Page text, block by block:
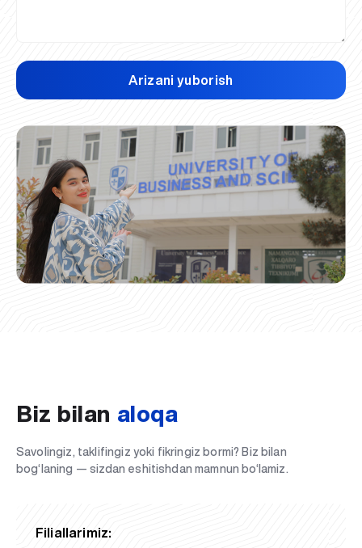
Arizani yuborish
Biz bilan aloqa
Savolingiz, taklifingiz yoki fikringiz bormi? Biz bilan
bog‘laning — sizdan eshitishdan mamnun bo‘lamiz.
Filiallarimiz: